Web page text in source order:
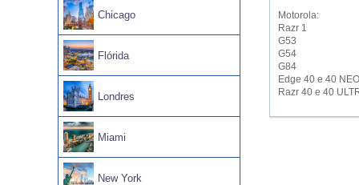
Chicago
Flórida
Londres
Miami
New York
Motorola:
Razr 1
G53
G54
G84
Edge 40 e 40 NEO
Razr 40 e 40